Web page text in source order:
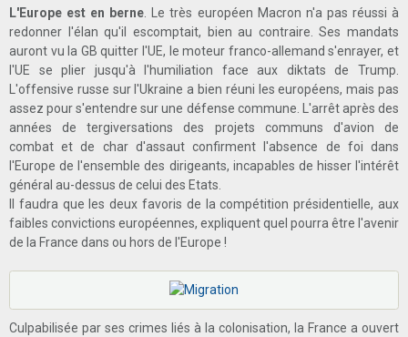
L'Europe est en berne . Le très européen Macron n'a pas réussi à
redonner l'élan qu'il escomptait, bien au contraire. Ses mandats
auront vu la GB quitter l'UE, le moteur franco-allemand s'enrayer, et
l'UE se plier jusqu'à l'humiliation face aux diktats de Trump.
L'offensive russe sur l'Ukraine a bien réuni les européens, mais pas
assez pour s'entendre sur une défense commune. L'arrêt après des
années de tergiversations des projets communs d'avion de
combat et de char d'assaut confirment l'absence de foi dans
l'Europe de l'ensemble des dirigeants, incapables de hisser l'intérêt
général au-dessus de celui des Etats.
Il faudra que les deux favoris de la compétition présidentielle, aux
faibles convictions européennes, expliquent quel pourra être l'avenir
de la France dans ou hors de l'Europe !
Culpabilisée par ses crimes liés à la colonisation, la France a ouvert